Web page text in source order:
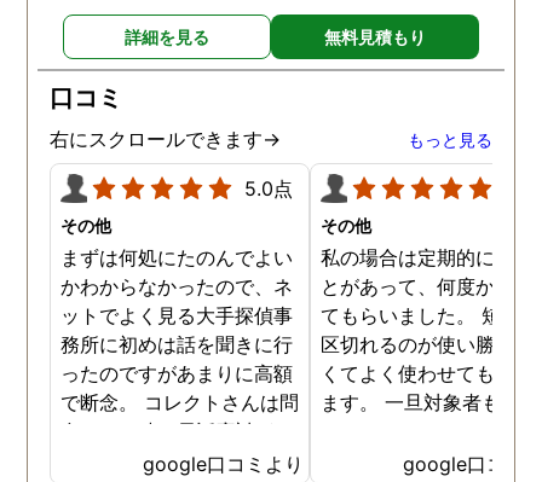
詳細を見る 無料見積もり
口コミ
右にスクロールできます→ もっと見る
5.0点
その他
まずは何処にたのんでよい
かわからなかったので、ネ
ットでよく見る大手探偵事
務所に初めは話を聞きに行
ったのですがあまりに高額
で断念。 コレクトさんは問
合せした時の電話応対がと
ても誠実な感じが伝わって
google口コミより
その他
私の場合は定期的に頼む
とがあって、何度か調査
てもらいました。 短時
区切れるのが使い勝手が
くてよく使わせてもらっ
ます。 一旦対象者も落
様子を見たいと思います
google口コミ